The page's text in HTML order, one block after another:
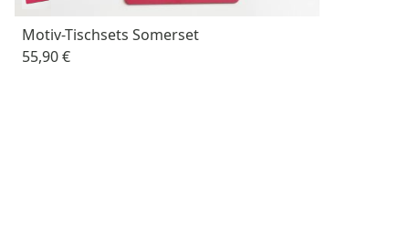
Motiv-Tischsets Somerset
55,90 €